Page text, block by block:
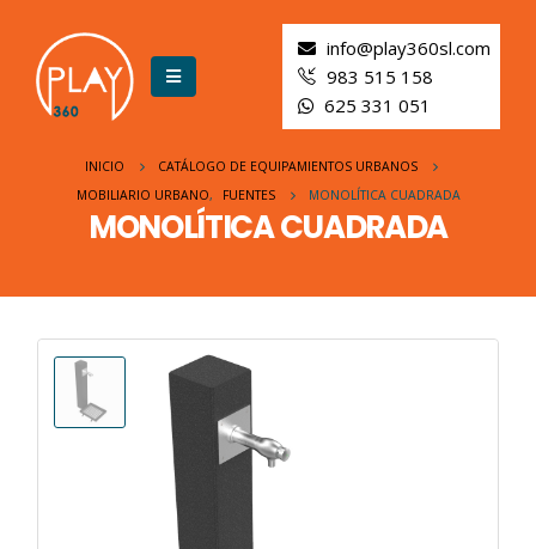
info@play360sl.com
983 515 158
625 331 051
INICIO
CATÁLOGO DE EQUIPAMIENTOS URBANOS
MOBILIARIO URBANO, FUENTES MONOLÍTICA CUADRADA
MONOLÍTICA CUADRADA